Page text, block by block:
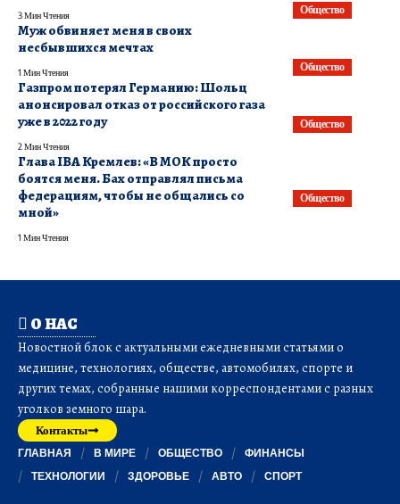
Общество
3 Мин Чтения
Общество
Муж обвиняет меня в своих
несбывшихся мечтах
1 Мин Чтения
Общество
Газпром потерял Германию: Шольц
анонсировал отказ от российского газа
уже в 2022 году
2 Мин Чтения
Общество
Глава IBA Кремлев: «В МОК просто
боятся меня. Бах отправлял письма
федерациям, чтобы не общались со
мной»
1 Мин Чтения
О НАС
Новостной блок с актуальными ежедневными статьями о
медицине, технологиях, обществе, автомобилях, спорте и
других темах, собранные нашими корреспондентами с разных
уголков земного шара.
Контакты
ГЛАВНАЯ В МИРЕ ОБЩЕСТВО
ФИНАНСЫ
ТЕХНОЛОГИИ
ЗДОРОВЬЕ АВТО СПОРТ